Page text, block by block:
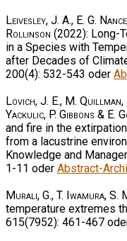
Leivesley, J. A., E. G.
Rollinson (2022): Long-
in a Species with
after Decades of
200(4): 532-543 oder
Lovich, J. E., M.
Yackulic, P. Gibbons & E.
and fire in the
from a lacustrine
Knowledge and
1-11 oder Abstract-
Murali, G., T. Iwamura, S.
temperature extremes
615(7952): 461-467